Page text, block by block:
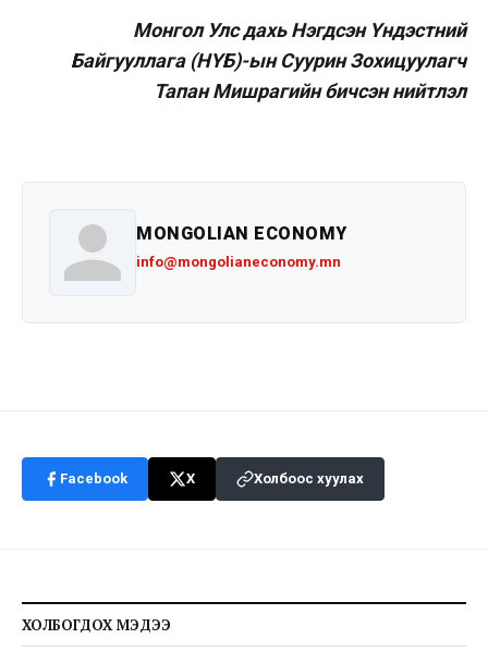
Монгол Улс дахь Нэгдсэн Үндэстний
Байгууллага (НҮБ)-ын Суурин Зохицуулагч
Тапан Мишрагийн бичсэн нийтлэл
MONGOLIAN ECONOMY
info@mongolianeconomy.mn
Facebook X Холбоос хуулах
ХОЛБОГДОХ МЭДЭЭ